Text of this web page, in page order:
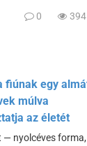
0 394
fiúnak egy
múlva
az életét
— nyolcéves forma,